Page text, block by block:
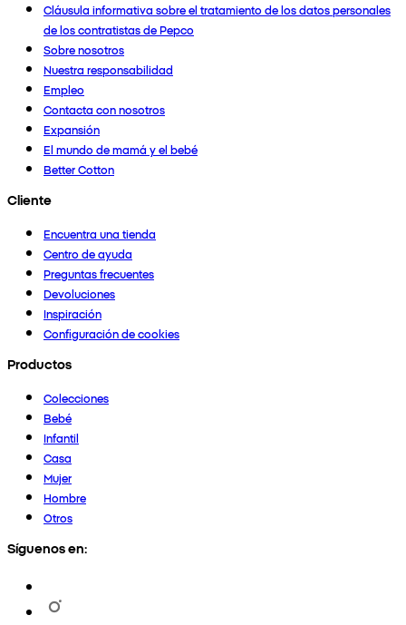
Cláusula informativa sobre el tratamiento de los datos personales
de los contratistas de Pepco
Sobre nosotros
Nuestra responsabilidad
Empleo
Contacta con nosotros
Expansión
El mundo de mamá y el bebé
Better Cotton
Cliente
Encuentra una tienda
Centro de ayuda
Preguntas frecuentes
Devoluciones
Inspiración
Configuración de cookies
Productos
Colecciones
Bebé
Infantil
Casa
Mujer
Hombre
Otros
Síguenos en: